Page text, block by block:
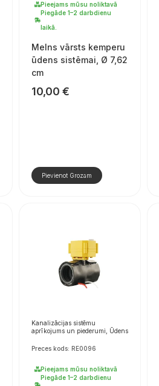
Pieejams mūsu noliktavā
Piegāde 1–2 darbdienu
laikā.
Melns vārsts kemperu
ūdens sistēmai, Ø 7,62
cm
10,00 €
Pievienot Grozam
Kanalizācijas sistēmu
aprīkojums un piederumi, Ūdens
Preces kods: RE0096
Pieejams mūsu noliktavā
Piegāde 1–2 darbdienu